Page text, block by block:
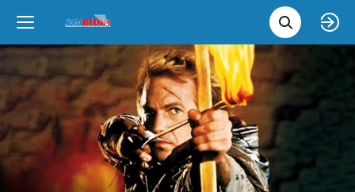
Leita
Back
Væntanlegt
Close
Nýjar myndir
Klassískar myndir
Skvísubíó
Back
Tungumál
Close
íslenska
English